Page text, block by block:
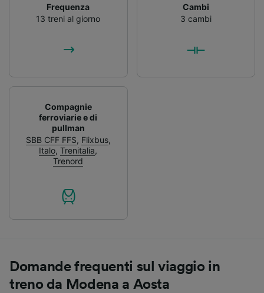
Frequenza
13 treni al giorno
Cambi
3 cambi
Compagnie
ferroviarie e di
pullman
SBB CFF FFS, Flixbus,
Italo,Trenitalia,
Trenord
Domande frequenti sul viaggio in
treno da Modena a Aosta